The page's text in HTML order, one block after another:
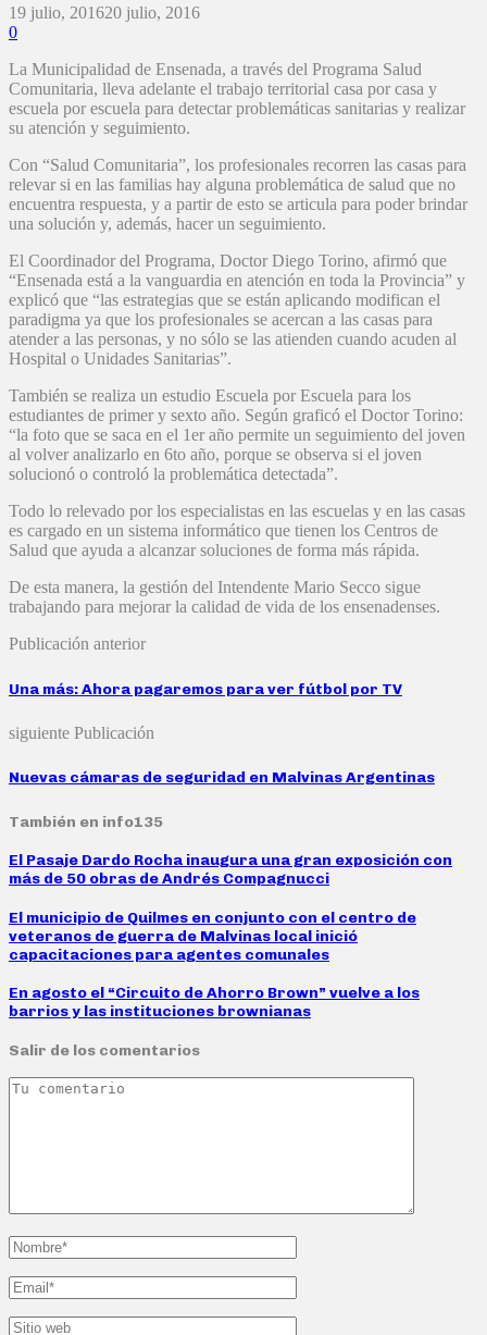
19 julio, 201620 julio, 2016
0
La Municipalidad de Ensenada, a través del Programa Salud
Comunitaria, lleva adelante el trabajo territorial casa por casa y
escuela por escuela para detectar problemáticas sanitarias y realizar
su atención y seguimiento.
Con “Salud Comunitaria”, los profesionales recorren las casas para
relevar si en las familias hay alguna problemática de salud que no
encuentra respuesta, y a partir de esto se articula para poder brindar
una solución y, además, hacer un seguimiento.
El Coordinador del Programa, Doctor Diego Torino, afirmó que
“Ensenada está a la vanguardia en atención en toda la Provincia” y
explicó que “las estrategias que se están aplicando modifican el
paradigma ya que los profesionales se acercan a las casas para
atender a las personas, y no sólo se las atienden cuando acuden al
Hospital o Unidades Sanitarias”.
También se realiza un estudio Escuela por Escuela para los
estudiantes de primer y sexto año. Según graficó el Doctor Torino:
“la foto que se saca en el 1er año permite un seguimiento del joven
al volver analizarlo en 6to año, porque se observa si el joven
solucionó o controló la problemática detectada”.
Todo lo relevado por los especialistas en las escuelas y en las casas
es cargado en un sistema informático que tienen los Centros de
Salud que ayuda a alcanzar soluciones de forma más rápida.
De esta manera, la gestión del Intendente Mario Secco sigue
trabajando para mejorar la calidad de vida de los ensenadenses.
Publicación anterior
Una más: Ahora pagaremos para ver fútbol por TV
siguiente Publicación
Nuevas cámaras de seguridad en Malvinas Argentinas
También en info135
El Pasaje Dardo Rocha inaugura una gran exposición con
más de 50 obras de Andrés Compagnucci
El municipio de Quilmes en conjunto con el centro de
veteranos de guerra de Malvinas local inició
capacitaciones para agentes comunales
En agosto el “Circuito de Ahorro Brown” vuelve a los
barrios y las instituciones brownianas
Salir de los comentarios